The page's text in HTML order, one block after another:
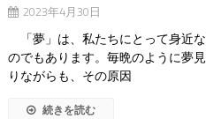
2023年4月30日
「夢」は、私たちにとって身近
のでもあります。毎晩のように夢
りながらも、その原因
続きを読む